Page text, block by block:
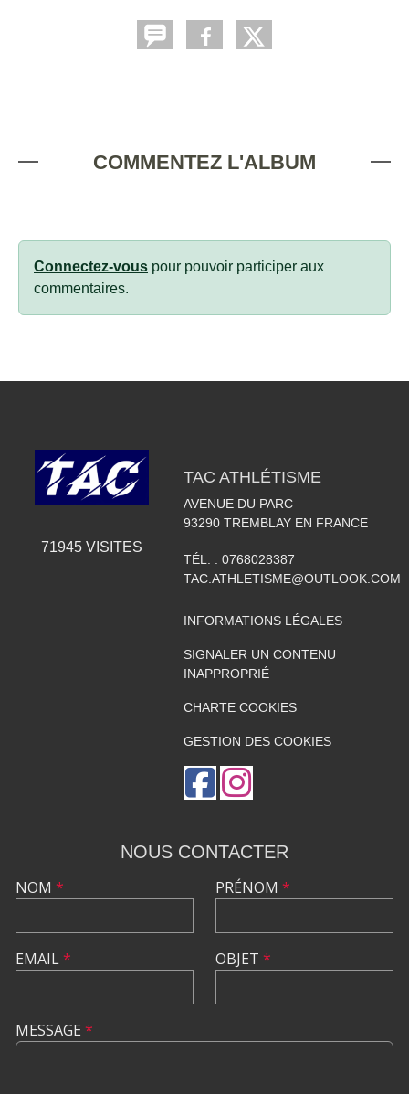
COMMENTEZ L'ALBUM
Connectez-vous pour pouvoir participer aux
commentaires.
71945VISITES
TAC ATHLÉTISME
AVENUE DU PARC
93290 TREMBLAY EN FRANCE
TÉL. : 0768028387
TAC.ATHLETISME@OUTLOOK.COM
INFORMATIONS LÉGALES
SIGNALER UN CONTENU
INAPPROPRIÉ
CHARTE COOKIES
GESTION DES COOKIES
NOUS CONTACTER
NOM *
EMAIL*
PRÉNOM *
OBJET *
MESSAGE *